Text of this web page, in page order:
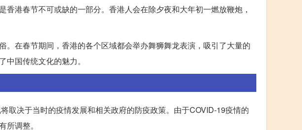
港春节不可或缺的一部分。香港人会在除夕夜和大年初一燃放鞭炮，
在春节期间，香港的各个区域都会举办舞狮舞龙表演，吸引了大量的
国传统文化的魅力。
取决于当时的疫情发展和相关政府的防疫政策。由于COVID-19疫情的
调整。